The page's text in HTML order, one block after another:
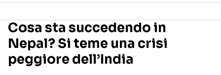
Seguici sui social
Cosa sta succedendo in
Nepal? Si teme una crisi
peggiore dell’India